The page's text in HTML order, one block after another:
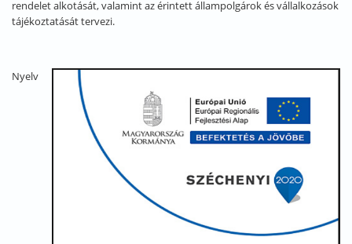
rendelet alkotását, valamint az érintett állampolgárok és vállalkozások
tájékoztatását tervezi.
Nyelv